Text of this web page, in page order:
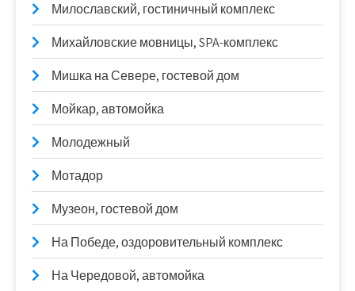
Милославский, гостиничный комплекс
Михайловские мовницы, SPA-комплекс
Мишка на Севере, гостевой дом
Мойкар, автомойка
Молодежный
Мотадор
Музеон, гостевой дом
На Победе, оздоровительный комплекс
На Чередовой, автомойка